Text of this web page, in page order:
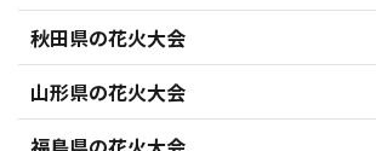
秋田県の花火大会
山形県の花火大会